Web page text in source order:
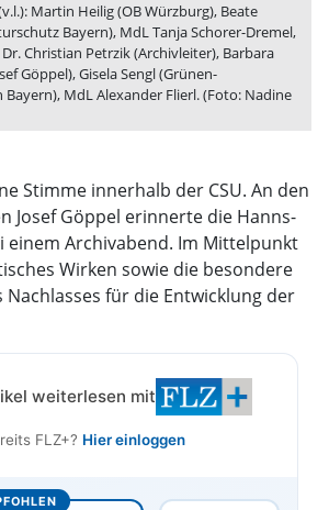
Martin Heilig (OB Würzburg), Beate
Bayern), MdL Tanja Schorer-Dremel,
Christian Petrzik (Archivleiter), Barbara
Göppel), Gisela Sengl (Grünen-
MdL Alexander Flierl. (Foto: Nadine
Stimme innerhalb der CSU. An den
Josef Göppel erinnerte die Hanns-
einem Archivabend. Im Mittelpunkt
Wirken sowie die besondere
Nachlasses für die Entwicklung der
weiterlesen mit
FLZ+? Hier einloggen